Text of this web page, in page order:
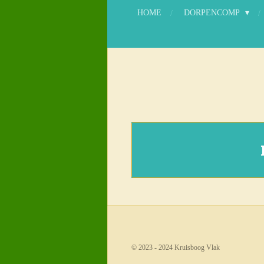
HOME DORPENCOMP
© 2023 - 2024 Kruisboog Vlak